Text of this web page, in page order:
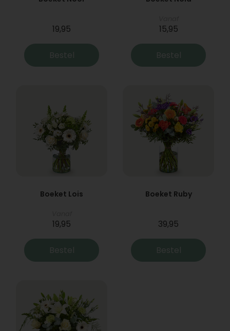
19,95
Bestel
15,95
Bestel
Boeket Lois
19,95
Bestel
Boeket Ruby
39,95
Bestel